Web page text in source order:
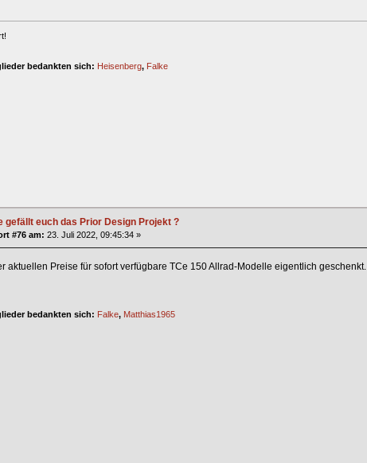
bedankten sich: Heisenberg, Falke
gefällt euch das Prior Design Projekt ?
#76 am: 23. Juli 2022, 09:45:34 »
aktuellen Preise für sofort verfügbare TCe 150 Allrad-Modelle eigentlich
bedankten sich: Falke, Matthias1965